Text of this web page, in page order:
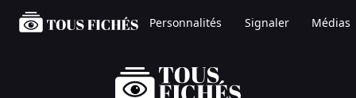
Personnalités Signaler Médias